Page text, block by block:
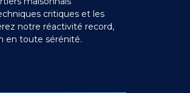
critiques et les
notre réactivité record,
en toute sérénité.